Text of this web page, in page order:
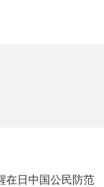
在日中国公民防范